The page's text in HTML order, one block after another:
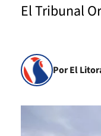
El Tribunal
Por El